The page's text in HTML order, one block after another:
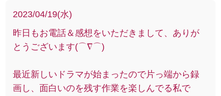
2023/04/19(水)
昨日もお電話＆感想をいただきまして、ありが
とうございます(⌒∇⌒)
最近新しいドラマが始まったので片っ端から録
画し、面白いのを残す作業を楽しんでる私で